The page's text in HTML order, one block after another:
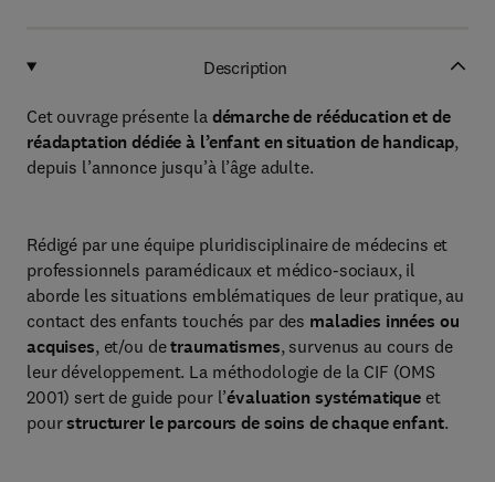
Description
Cet ouvrage présente la démarche de rééducation et de
réadaptation dédiée à l’enfant en situation de handicap,
depuis l’annonce jusqu’à l’âge adulte.
Rédigé par une équipe pluridisciplinaire de médecins et
professionnels paramédicaux et médico-sociaux, il
aborde les situations emblématiques de leur pratique, au
contact des enfants touchés par des maladies innées ou
acquises, et/ou detraumatismes, survenus au cours de
leur développement. La méthodologie de la CIF (OMS
2001) sert de guide pour l’évaluation systématique et
pourstructurer le parcours de soins de chaque enfant.